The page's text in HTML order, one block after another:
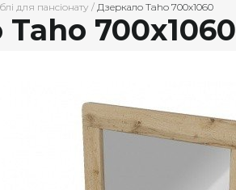
для пансіонату / Дзеркало Taho 700х1060
700х1060